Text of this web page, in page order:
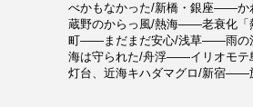
べかもなかった/新橋・銀座――
蔵野のからっ風/熱海――老衰化
町――まだまだ安心/浅草――雨の
海は守られた/舟浮――イリオモ
灯台、近海キハダマグロ/新宿――